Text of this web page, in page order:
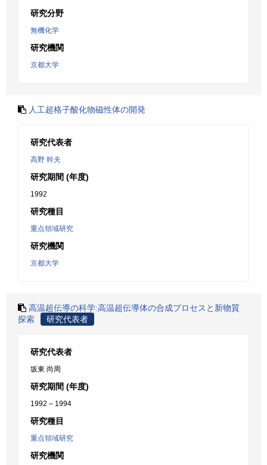
研究分野
無機化学
研究機関
京都大学
人工超格子酸化物磁性体の開発
研究代表者
高野 幹夫
研究期間 (年度)
1992
研究種目
重点領域研究
研究機関
京都大学
高温超伝導の科学:高温超伝導体の合成プロセスと新物質
探索
研究代表者
研究代表者
坂東 尚周
研究期間 (年度)
1992 – 1994
研究種目
重点領域研究
研究機関